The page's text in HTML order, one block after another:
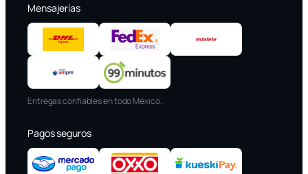
Mensajerías
Entregas confiables en todo México.
Pagos seguros